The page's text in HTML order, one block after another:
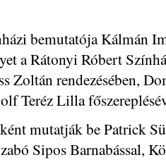
bemutatója Kálmán
a Rátonyi Róbert
Zoltán rendezésében,
Teréz Lilla
mutatják be Patrick
Sipos Barnabással,